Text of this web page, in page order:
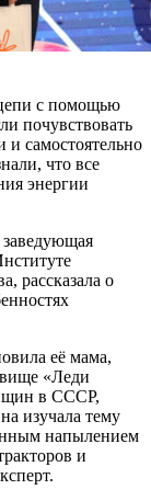
цепи с помощью
почувствовать
и самостоятельно
что все
энергии
рассказала о
её мама,
«Леди
в СССР,
изучала тему
напылением
и